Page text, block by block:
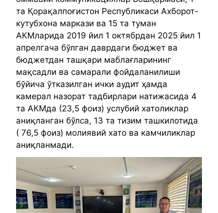
та Қорақалпоғистон Республикаси Ахборот-
кутубхона маркази ва 15 та туман
АКМларида 2019 йил 1 октябрдан 2025 йил 1
апрелгача бўлган даврдаги бюджет ва
бюджетдан ташқари маблағларининг
мақсадли ва самарали фойдаланилиши
бўйича ўтказилган ички аудит ҳамда
камерал назорат тадбирлари натижасида 4
та АКМда (23,5 фоиз) услубий хатоликлар
аниқланган бўлса, 13 та тизим ташкилотида
( 76,5 фоиз) молиявий хато ва камчиликлар
аниқланмади.